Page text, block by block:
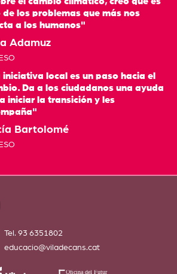
de los problemas que más nos
a los humanos"
Adamuz
iniciativa local es un paso hacia el
Da a los ciudadanos una ayuda
iniciar la transición y les
Bartolomé
Tel. 93 6351802
educacio@viladecans.cat